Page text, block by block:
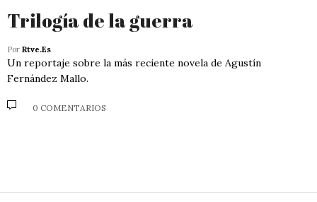
Trilogía de la guerra
Por Rtve.es
Un reportaje sobre la más reciente novela de Agustín
Fernández Mallo.
0 COMENTARIOS